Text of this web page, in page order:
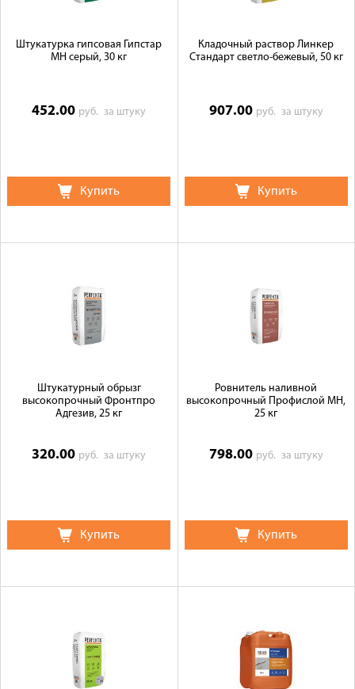
Штукатурка гипсовая Гипстар
МН серый, 30 кг
452.00 руб.за штуку
Купить
Кладочный раствор Линкер
Стандарт светло-бежевый, 50 кг
907.00 руб. за штуку
Купить
Штукатурный обрызг
высокопрочный Фронтпро
Адгезив, 25 кг
320.00 руб.за штуку
Купить
Ровнитель наливной
высокопрочный Профислой МН,
25 кг
798.00 руб. за штуку
Купить